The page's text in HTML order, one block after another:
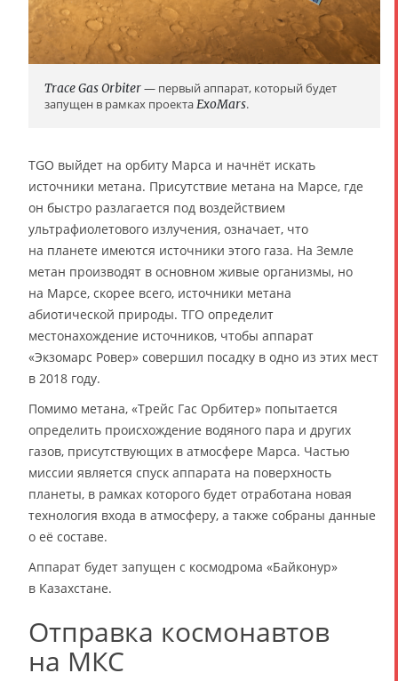
Trace Gas Orbiter— первый аппарат, который будет
запущен в рамках проектаExoMars.
TGO выйдет на орбиту Марса и начнёт искать
источники метана. Присутствие метана на Марсе, где
он быстро разлагается под воздействием
ультрафиолетового излучения, означает, что
на планете имеются источники этого газа. На Земле
метан производят в основном живые организмы, но
на Марсе, скорее всего, источники метана
абиотической природы. ТГО определит
местонахождение источников, чтобы аппарат
«Экзомарс Ровер» совершил посадку в одно из этих мест
в 2018 году.
Помимо метана, «Трейс Гас Орбитер» попытается
определить происхождение водяного пара и других
газов, присутствующих в атмосфере Марса. Частью
миссии является спуск аппарата на поверхность
планеты, в рамках которого будет отработана новая
технология входа в атмосферу, а также собраны данные
о её составе.
Аппарат будет запущен с космодрома «Байконур»
в Казахстане.
Отправка космонавтов
на МКС